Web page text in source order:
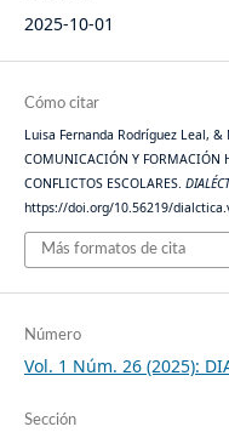
2025-10-01
Cómo citar
Luisa Fernanda Rodríguez Leal, &
COMUNICACIÓN Y FORMACIÓN
CONFLICTOS ESCOLARES.
https://doi.org/10.56219/
Más formatos de cita
Número
Vol. 1 Núm. 26 (2025):
Sección